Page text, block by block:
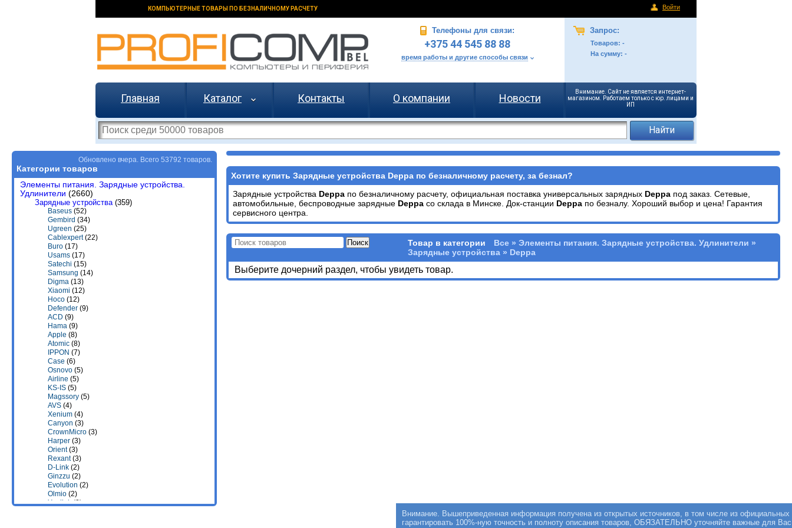
КОМПЬЮТЕРНЫЕ ТОВАРЫ ПО БЕЗНАЛИЧНОМУ РАСЧЕТУ Войти
Телефоны для связи:
+375 44 545 88 88
время работы и другие способы связи
Запрос:
Товаров: -
На сумму: -
Главная Каталог Контакты О компании Новости
Внимание. Сайт не является интернет-
магазином. Работаем только с юр. лицами и
ИП
Обновлено вчера. Всего 53792 товаров.
Категории товаров
Элементы питания. Зарядные устройства.
Удлинители (2660)
Зарядные устройства(359)
Baseus (52)
Gembird (34)
Ugreen (25)
Cablexpert(22)
Buro (17)
Usams (17)
Satechi (15)
Samsung (14)
Digma (13)
Xiaomi (12)
Hoco (12)
Defender (9)
ACD (9)
Hama (9)
Apple (8)
Atomic (8)
IPPON (7)
Case (6)
Osnovo (5)
Airline (5)
KS-IS (5)
Magssory (5)
AVS (4)
Xenium (4)
Canyon (3)
CrownMicro (3)
Harper (3)
Orient(3)
Rexant(3)
D-Link (2)
Ginzzu (2)
Evolution (2)
Olmio (2)
Yealink(2)
Хотите купить Зарядные устройства Deppa по безналичному расчету, за безнал?
Зарядные устройства Deppa по безналичному расчету, официальная поставка универсальных зарядных Deppa под заказ. Сетевые,
автомобильные, беспроводные зарядные Deppa со склада в Минске. Док-станции Deppa по безналу. Хороший выбор и цена! Гарантия
сервисного центра.
Товар в категории
Все » Элементы питания. Зарядные устройства. Удлинители »
Зарядные устройства » Deppa
Выберите дочерний раздел, чтобы увидеть товар.
Внимание. Вышеприведенная информация получена из открытых источников, в том числе из
гарантировать 100%-ную точность и полноту описания товаров, ОБЯЗАТЕЛЬНО уточняйте важные для